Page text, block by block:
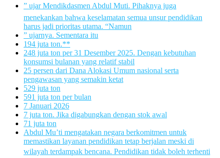
” ujar Mendikdasmen Abdul Muti. Pihaknya juga
menekankan bahwa keselamatan semua unsur pendidikan
harus jadi prioritas utama. “Namun
” ujarnya. Sementara itu
194 juta ton.**
248 juta ton per 31 Desember 2025. Dengan kebutuhan
konsumsi bulanan yang relatif stabil
25 persen dari Dana Alokasi Umum nasional serta
pengawasan yang semakin ketat
529 juta ton
591 juta ton per bulan
7 Januari 2026
7 juta ton. Jika digabungkan dengan stok awal
71 juta ton
Abdul Mu’ti mengatakan negara berkomitmen untuk
memastikan layanan pendidikan tetap berjalan meski di
wilayah terdampak bencana. Pendidikan tidak boleh terhenti